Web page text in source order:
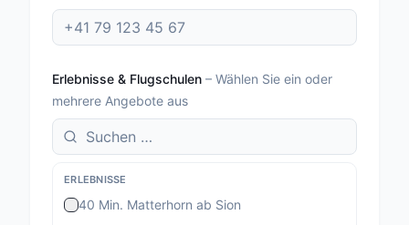
Erlebnisse & Flugschulen – Wählen Sie ein oder
mehrere Angebote aus
ERLEBNISSE
40 Min. Matterhorn ab Sion